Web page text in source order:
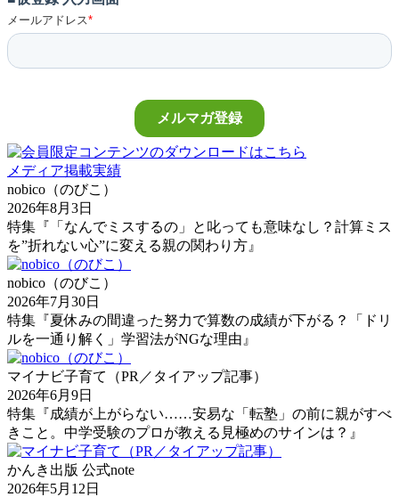
メディア掲載実績
nobico（のびこ）
2026年8月3日
特集『「なんでミスするの」と叱っても意味なし？計算ミス
を”折れない心”に変える親の関わり方』
nobico（のびこ）
2026年7月30日
特集『夏休みの間違った努力で算数の成績が下がる？「ドリ
ルを一通り解く」学習法がNGな理由』
マイナビ子育て（PR／タイアップ記事）
2026年6月9日
特集『成績が上がらない……安易な「転塾」の前に親がすべ
きこと。中学受験のプロが教える見極めのサインは？』
かんき出版 公式note
2026年5月12日